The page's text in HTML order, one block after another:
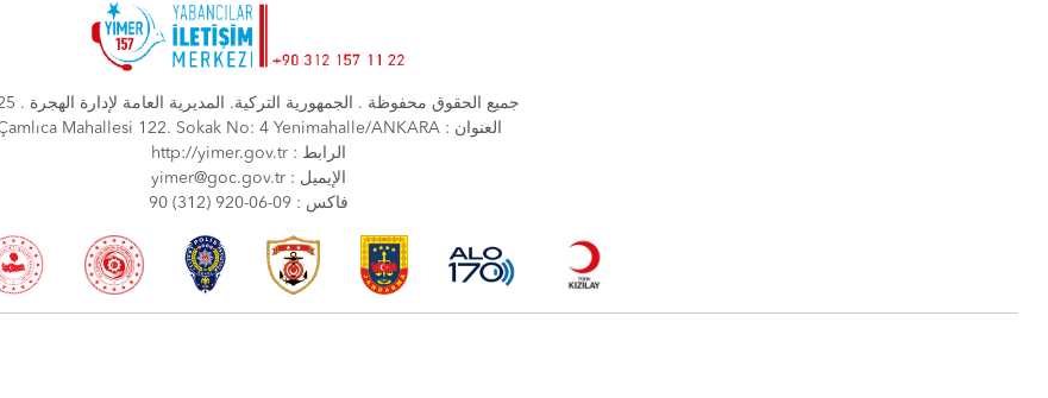
جميع الحقوق محفوظة . الجمهورية التركية. المديرية العامة لإدارة الهجرة . 2025
Çamlıca Mahallesi 122. Sokak No: 4 Yenimahalle/ANKARA : العنوان
http://yimer.gov.tr : الرابط
yimer@goc.gov.tr : الإيميل
90 (312) 920-06-09 : فاكس